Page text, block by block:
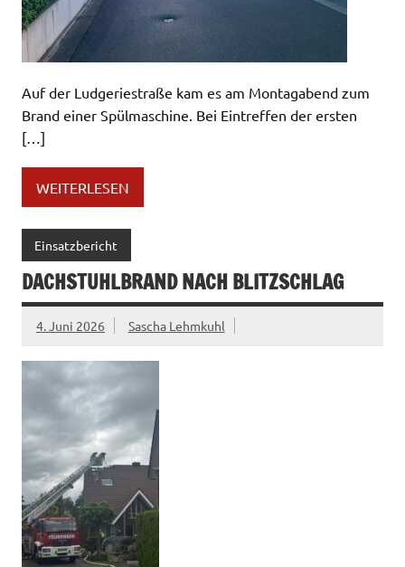
Auf der Ludgeriestraße kam es am Montagabend zum
Brand einer Spülmaschine. Bei Eintreffen der ersten
[…]
WEITERLESEN
Einsatzbericht
DACHSTUHLBRAND NACH BLITZSCHLAG
4. Juni 2026 Sascha Lehmkuhl